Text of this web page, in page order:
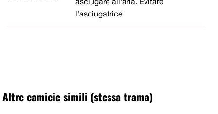
asciugare all'aria. Evitare
l'asciugatrice.
Altre camicie simili (stessa trama)